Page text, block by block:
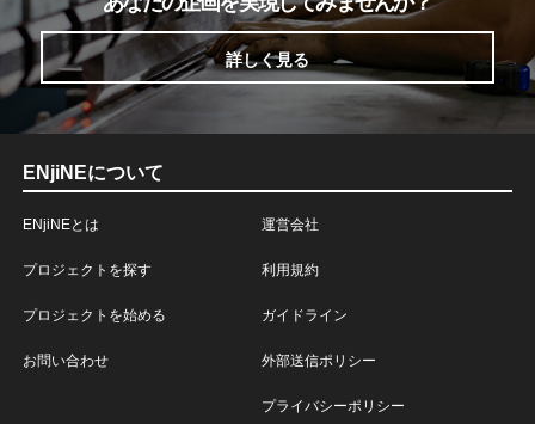
詳しく見る
ENjiNEについて
ENjiNEとは
プロジェクトを探す
プロジェクトを始める
お問い合わせ
運営会社
利用規約
ガイドライン
外部送信ポリシー
プライバシーポリシー